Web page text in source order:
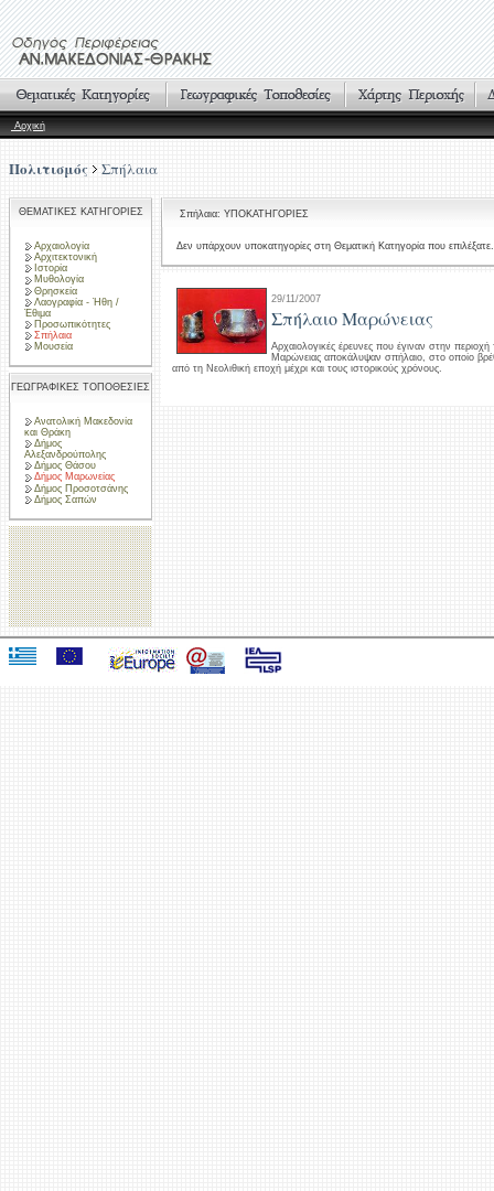
Αρχική
Πολιτισμός Σπήλαια
ΘΕΜΑΤΙΚΕΣ ΚΑΤΗΓΟΡΙΕΣ
Αρχαιολογία
Αρχιτεκτονική
Ιστορία
Μυθολογία
Θρησκεία
Λαογραφία - Ήθη /
Έθιμα
Προσωπικότητες
Σπήλαια
Μουσεία
ΓΕΩΓΡΑΦΙΚΕΣ ΤΟΠΟΘΕΣΙΕΣ
Ανατολική Μακεδονία
και Θράκη
Δήμος
Αλεξανδρούπολης
Δήμος Θάσου
Δήμος Μαρωνείας
Δήμος Προσοτσάνης
Δήμος Σαπών
Σπήλαια: ΥΠΟΚΑΤΗΓΟΡΙΕΣ
Δεν υπάρχουν υποκατηγορίες στη Θεματική Κατηγορία που επιλέξατε.
29/11/2007
Σπήλαιο Μαρώνειας
Αρχαιολογικές έρευνες που έγιναν στην
Μαρώνειας αποκάλυψαν σπήλαιο, στο οποίο
από τη Νεολιθική εποχή μέχρι και τους ιστορικούς χρόνους.